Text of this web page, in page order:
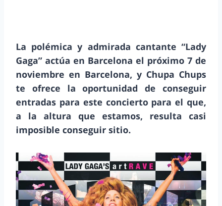
La polémica y admirada cantante “Lady
Gaga” actúa en Barcelona el próximo 7 de
noviembre en Barcelona, y Chupa Chups
te ofrece la oportunidad de conseguir
entradas para este concierto para el que,
a la altura que estamos, resulta casi
imposible conseguir sitio.